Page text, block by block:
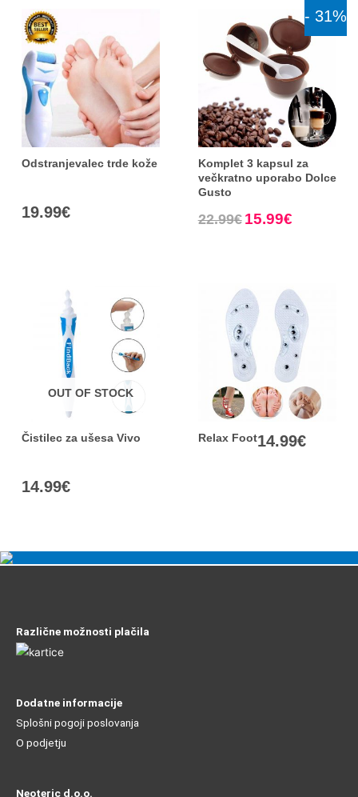
Odstranjevalec trde kože
19.99€
- 31%
Komplet 3 kapsul za
večkratno uporabo Dolce
Gusto
22.99€ 15.99€
OUT OF STOCK
Čistilec za ušesa Vivo
14.99€
Relax Foot14.99€
Različne možnosti plačila
Dodatne informacije
Splošni pogoji poslovanja
O podjetju
Neoteric d.o.o.